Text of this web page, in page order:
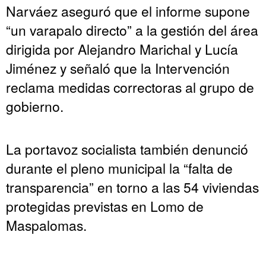
Narváez aseguró que el informe supone
“un varapalo directo” a la gestión del área
dirigida por Alejandro Marichal y Lucía
Jiménez y señaló que la Intervención
reclama medidas correctoras al grupo de
gobierno.
La portavoz socialista también denunció
durante el pleno municipal la “falta de
transparencia” en torno a las 54 viviendas
protegidas previstas en Lomo de
Maspalomas.